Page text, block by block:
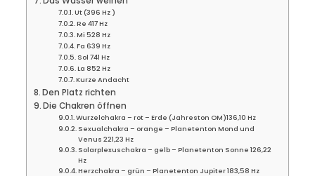
Ut (396 Hz )
Re 417 Hz
Mi 528 Hz
Fa 639 Hz
Sol 741 Hz
La 852 Hz
Kurze Andacht
Den Platz richten
Die Chakren öffnen
Wurzelchakra – rot – Erde (Jahreston OM)136,10 Hz
Sexualchakra – orange – Planetenton Mond und
Venus 221,23 Hz
Solarplexuschakra – gelb – Planetenton Sonne 126,22
Hz
Herzchakra – grün – Planetenton Jupiter 183,58 Hz